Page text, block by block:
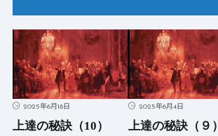
2025年6月18日
上達の秘訣（10）
2025年6月4日
上達の秘訣（９）